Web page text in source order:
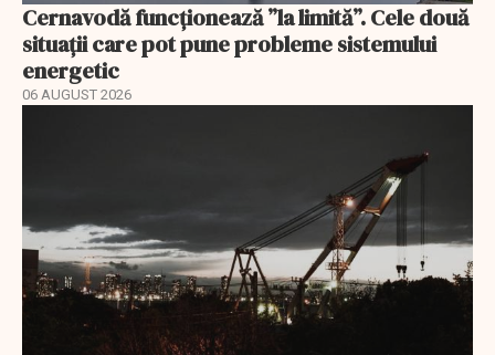
Cernavodă funcționează ”la limită”. Cele două
situații care pot pune probleme sistemului
energetic
06 AUGUST 2026